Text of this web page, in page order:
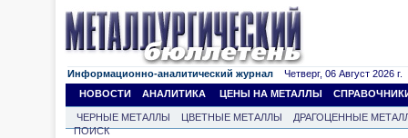
Информационно-аналитический журнал Четверг, 06 Август 2026 г.
НОВОСТИ
АНАЛИТИКА ЦЕНЫ НА МЕТАЛЛЫ
ЧЕРНЫЕ МЕТАЛЛЫ ЦВЕТНЫЕ МЕТАЛЛЫ
ДРАГОЦЕННЫЕ
ПОИСК